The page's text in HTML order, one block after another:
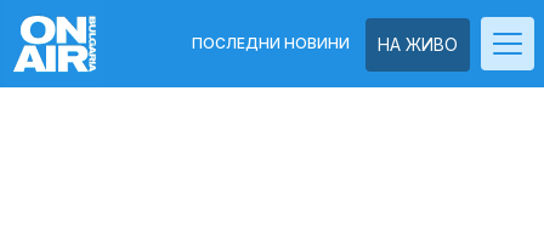
НА ЖИВО
ПОСЛЕДНИ НОВИНИ